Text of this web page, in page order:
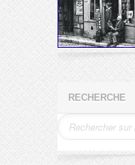
RECHERCHE